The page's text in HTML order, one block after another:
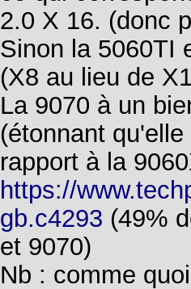
2.0 X 16. (donc
Sinon la 5060TI
(X8 au lieu de
La 9070 à un
(étonnant
rapport à la
https://
gb.c4293 (49%
et 9070)
Nb : comme